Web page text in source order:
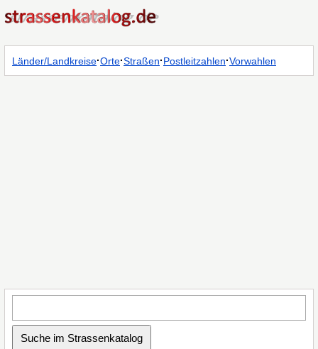
Länder/Landkreise·Orte·Straßen·Postleitzahlen·Vorwahlen